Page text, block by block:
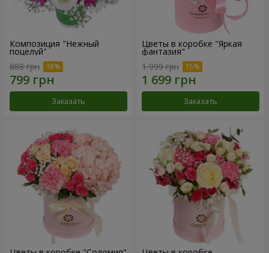
Композиция "Нежный
поцелуй"
888 грн
Заказать
Цветы в коробке "Яркая
фантазия"
1 999 грн
Заказать